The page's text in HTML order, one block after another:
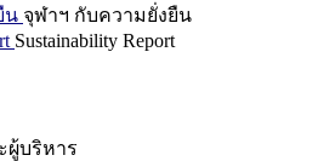
น จุฬาฯ กับความยั่งยืน
Sustainability Report
บริหาร